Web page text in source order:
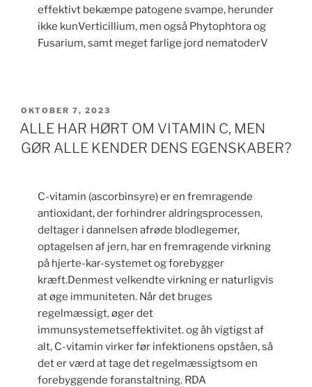
effektivt bekæmpe patogene svampe, herunder
ikke kunVerticillium, men også Phytophtora og
Fusarium, samt meget farlige jord nematoderV
UDGIVET
DEN
OKTOBER 7, 2023
ALLE HAR HØRT OM VITAMIN C, MEN
GØR ALLE KENDER DENS EGENSKABER?
C-vitamin (ascorbinsyre) er en fremragende
antioxidant, der forhindrer aldringsprocessen,
deltager i dannelsen afrøde blodlegemer,
optagelsen af jern, har en fremragende virkning
på hjerte-kar-systemet og forebygger
kræft.Denmest velkendte virkning er naturligvis
at øge immuniteten. Når det bruges
regelmæssigt, øger det
immunsystemetseffektivitet. og åh vigtigst af
alt, C-vitamin virker før infektionens opståen, så
det er værd at tage det regelmæssigtsom en
forebyggende foranstaltning. RDA